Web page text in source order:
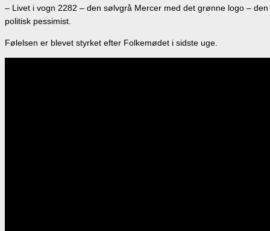
– Livet i vogn 2282 – den sølvgrå Mercer med det grønne logo –
politisk pessimist.
Følelsen er blevet styrket efter Folkemødet i sidste uge.